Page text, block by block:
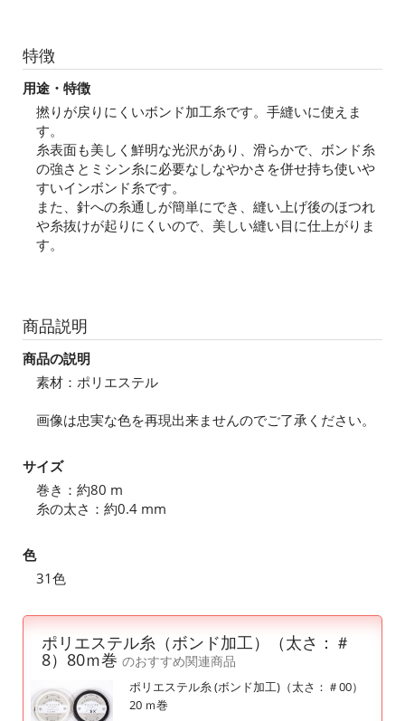
特徴
用途・特徴
撚りが戻りにくいボンド加工糸です。手縫いに使えま
す。
糸表面も美しく鮮明な光沢があり、滑らかで、ボンド糸
の強さとミシン糸に必要なしなやかさを併せ持ち使いや
すいインボンド糸です。
また、針への糸通しが簡単にでき、縫い上げ後のほつれ
や糸抜けが起りにくいので、美しい縫い目に仕上がりま
す。
商品説明
商品の説明
素材：ポリエステル
画像は忠実な色を再現出来ませんのでご了承ください。
サイズ
巻き：約80 m
糸の太さ：約0.4 mm
色
31色
ポリエステル糸（ボンド加工）（太さ：＃
8）80ｍ巻 のおすすめ関連商品
ポリエステル糸 (ボンド加工)（太さ：＃00）
20 ｍ巻